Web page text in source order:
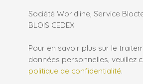
Société Worldline, Service
BLOIS CEDEX.
Pour en savoir plus sur le
données personnelles, veuillez
politique de confidentialité.